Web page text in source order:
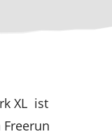
XL ist